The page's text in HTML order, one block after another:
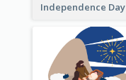
Independence Day